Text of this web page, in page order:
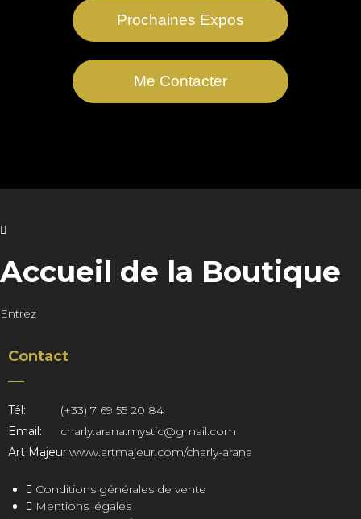
Prochaines Expos
Me Contacter
Accueil de la Boutique
Entrez
Contact
Tél:
(+33) 7 69 55 20 84
Email:
charly.arana.mystic@gmail.com
Art Majeur:www.artmajeur.com/charly-arana
Conditions générales de vente
Mentions légales